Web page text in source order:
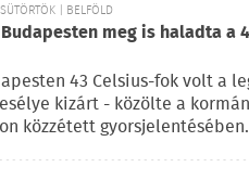
| BELFÖLD
meg is haladta a
43 Celsius-fok volt a
kizárt - közölte a
közzétett gyorsjelentésében.